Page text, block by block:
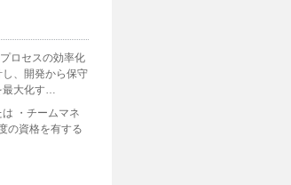
ロセスの効率化
、開発から保守
最大化す…
・チームマネ
の資格を有する